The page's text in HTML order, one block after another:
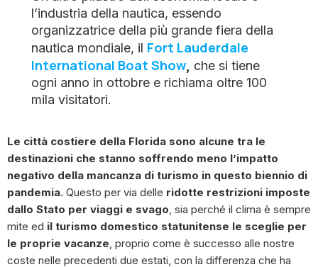
l’industria della nautica, essendo
organizzatrice della più grande fiera della
nautica mondiale, il Fort Lauderdale
International Boat Show, che si tiene
ogni anno in ottobre e richiama oltre 100
mila visitatori.
Le città costiere della Florida sono alcune tra le
destinazioni che stanno soffrendo meno l’impatto
negativo della mancanza di turismo in questo biennio di
pandemia. Questo per via delle ridotte restrizioni imposte
dallo Stato per viaggi e svago, sia perché il clima è sempre
mite ed il turismo domestico statunitense le sceglie per
le proprie vacanze, proprio come è successo alle nostre
coste nelle precedenti due estati, con la differenza che ha